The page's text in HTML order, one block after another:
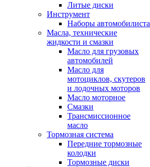
Литые диски
Инструмент
Наборы автомобилиста
Масла, технические
жидкости и смазки
Масло для грузовых
автомобилей
Масло для
мотоциклов, скутеров
и лодочных моторов
Масло моторное
Смазки
Трансмиссионное
масло
Тормозная система
Передние тормозные
колодки
Тормозные диски